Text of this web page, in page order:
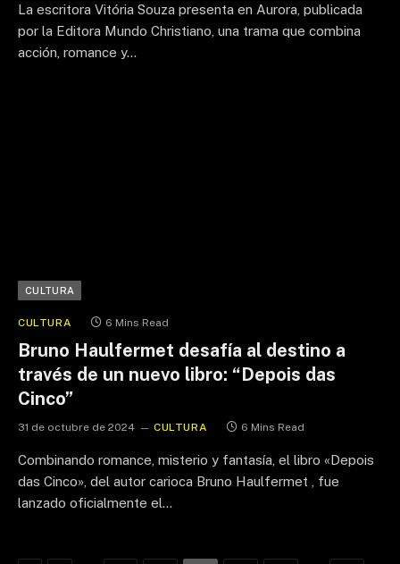
La escritora Vitória Souza presenta en Aurora, publicada
por la Editora Mundo Christiano, una trama que combina
acción, romance y…
CULTURA
CULTURA 6 Mins Read
Bruno Haulfermet desafía al destino a
través de un nuevo libro: “Depois das
Cinco”
31 de octubre de 2024 CULTURA 6 Mins Read
Combinando romance, misterio y fantasía, el libro «Depois
das Cinco», del autor carioca Bruno Haulfermet , fue
lanzado oficialmente el…